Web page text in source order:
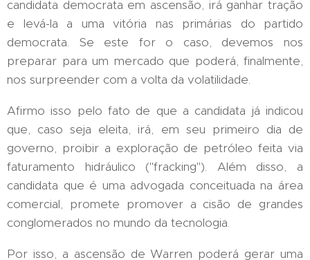
candidata democrata em ascensão, irá ganhar tração
e levá-la a uma vitória nas primárias do partido
democrata. Se este for o caso, devemos nos
preparar para um mercado que poderá, finalmente,
nos surpreender com a volta da volatilidade.
Afirmo isso pelo fato de que a candidata já indicou
que, caso seja eleita, irá, em seu primeiro dia de
governo, proibir a exploração de petróleo feita via
faturamento hidráulico ("fracking"). Além disso, a
candidata que é uma advogada conceituada na área
comercial, promete promover a cisão de grandes
conglomerados no mundo da tecnologia.
Por isso, a ascensão de Warren poderá gerar uma